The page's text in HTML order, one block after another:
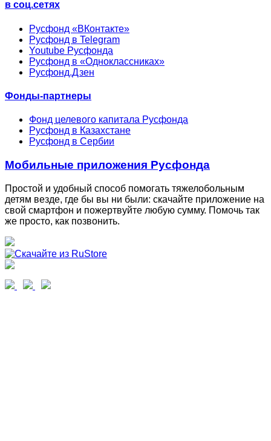
в соц.сетях
Русфонд «ВКонтакте»
Русфонд в Telegram
Youtube Русфонда
Русфонд в «Одноклассниках»
Русфонд.Дзен
Фонды-партнеры
Фонд целевого капитала Русфонда
Русфонд в Казахстане
Русфонд в Сербии
Мобильные приложения Русфонда
Простой и удобный способ помогать тяжелобольным
детям везде, где бы вы ни были: скачайте приложение на
свой смартфон и пожертвуйте любую сумму. Помочь так
же просто, как позвонить.